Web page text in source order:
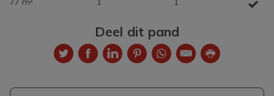
Deel dit pand